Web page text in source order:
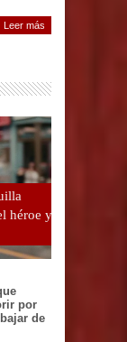
Leer más
héroe y
por
de